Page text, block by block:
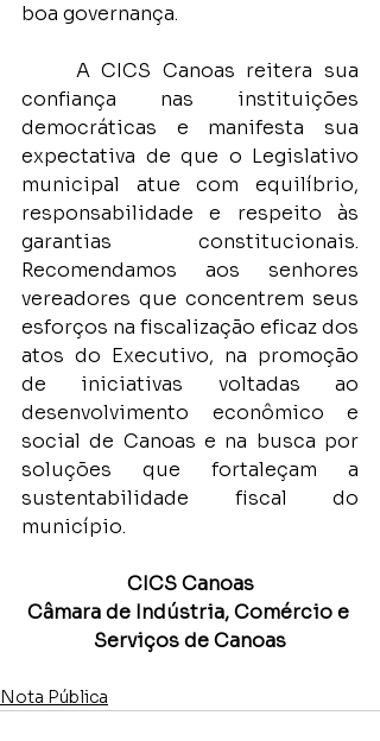
boa governança.
confiança nas instituições
democráticas e manifesta sua
expectativa de que o Legislativo
municipal atue com equilíbrio,
responsabilidade e respeito às
garantias constitucionais.
Recomendamos aos senhores
vereadores que concentrem seus
esforços na fiscalização eficaz dos
atos do Executivo, na promoção
de iniciativas voltadas ao
desenvolvimento econômico e
social de Canoas e na busca por
soluções que fortaleçam a
sustentabilidade fiscal do
município.
CICS Canoas
Câmara de Indústria, Comércio e
Serviços de Canoas
Nota Pública